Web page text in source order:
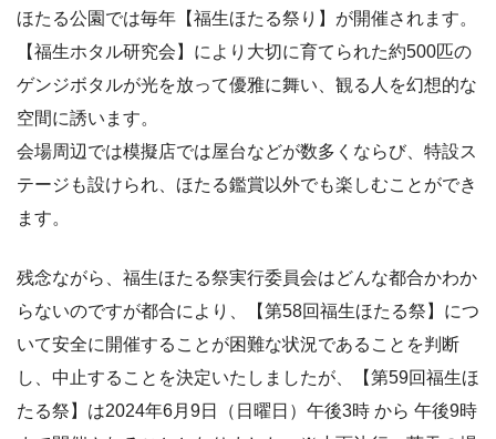
ほたる公園では毎年【福生ほたる祭り】が開催されます。
【福生ホタル研究会】により大切に育てられた約500匹の
ゲンジボタルが光を放って優雅に舞い、観る人を幻想的な
空間に誘います。
会場周辺では模擬店では屋台などが数多くならび、特設ス
テージも設けられ、ほたる鑑賞以外でも楽しむことができ
ます。
残念ながら、福生ほたる祭実行委員会はどんな都合かわか
らないのですが都合により、【第58回福生ほたる祭】につ
いて安全に開催することが困難な状況であることを判断
し、中止することを決定いたしましたが、【第59回福生ほ
たる祭】は2024年6月9日（日曜日）午後3時 から 午後9時